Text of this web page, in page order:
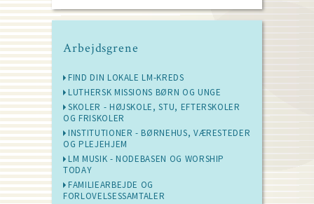
Arbejdsgrene
FIND DIN LOKALE LM-KREDS
LUTHERSK MISSIONS BØRN OG UNGE
SKOLER - HØJSKOLE, STU, EFTERSKOLER
OG FRISKOLER
INSTITUTIONER - BØRNEHUS, VÆRESTEDER
OG PLEJEHJEM
LM MUSIK - NODEBASEN OG WORSHIP
TODAY
FAMILIEARBEJDE OG
FORLOVELSESSAMTALER